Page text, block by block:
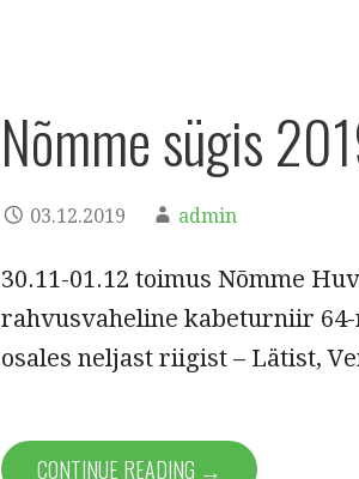
Nõmme sügis
03.12.2019 admin
30.11-01.12 toimus Nõmme
rahvusvaheline kabeturniir
osales neljast riigist – Lätist,
CONTINUE READING →